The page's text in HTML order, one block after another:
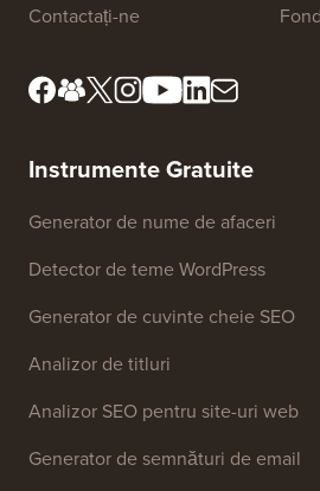
Contactați-ne
Instrumente Gratuite
Generator de nume de afaceri
Detector de teme WordPress
Generator de cuvinte cheie SEO
Analizor de titluri
Analizor SEO pentru site-uri web
Generator de semnături de email